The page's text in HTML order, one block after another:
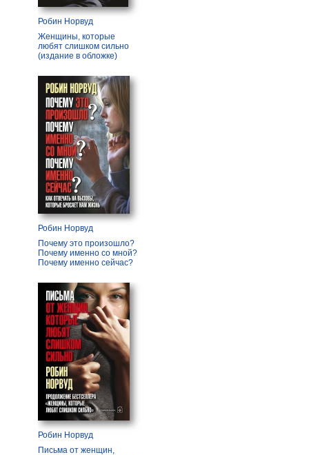
Робин Норвуд
Женщины, которые
любят слишком сильно
(издание в обложке)
Робин Норвуд
Почему это произошло?
Почему именно со мной?
Почему именно сейчас?
Робин Норвуд
Письма от женщин,